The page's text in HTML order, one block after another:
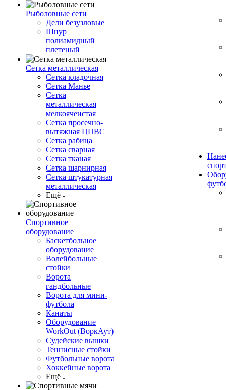
Рыболовные сети
Дели безузловые
Шнур
полиамидный
плетеный
Сетка металлическая
Сетка кладочная
Сетка Манье
Сетка
металлическая
мелкоячеистая
Сетка просечно-
вытяжная ЦПВС
Сетка рабица
Сетка сварная
Сетка тканая
Сетка шарнирная
Сетка штукатурная
металлическая
Ещё
Спортивное
оборудование
Баскетбольное
оборудование
Волейбольные
стойки
Ворота
гандбольные
Ворота для мини-
футбола
Канаты
Оборудование
WorkOut (ВоркАут)
Судейские вышки
Теннисные стойки
Футбольные ворота
Хоккейные ворота
Ещё